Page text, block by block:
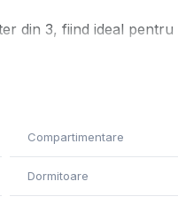
din 3, fiind ideal
Compartimentare
Dormitoare